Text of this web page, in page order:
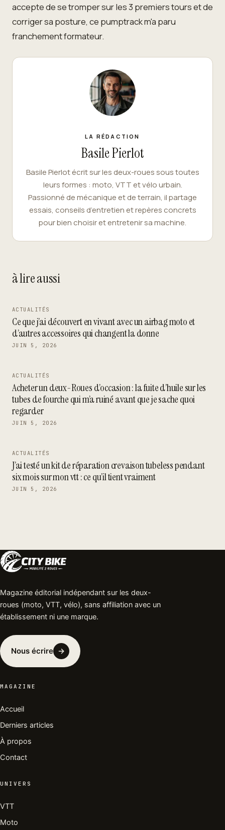
accepte de se tromper sur les 3 premiers tours et de
corriger sa posture, ce pumptrack m'a paru
franchement formateur.
LA RÉDACTION
Basile Pierlot
Basile Pierlot écrit sur les deux-roues sous toutes
leurs formes : moto, VTT et vélo urbain.
Passionné de mécanique et de terrain, il partage
essais, conseils d’entretien et repères concrets
pour bien choisir et entretenir sa machine.
à lire aussi
ACTUALITÉS
Ce que j’ai découvert en vivant avec un airbag moto et
d’autres accessoires qui changent la donne
JUIN 5, 2026
ACTUALITÉS
Acheter un deux-Roues d’occasion : la fuite d’huile sur les
tubes de fourche qui m’a ruiné avant que je sache quoi
regarder
JUIN 5, 2026
ACTUALITÉS
J’ai testé un kit de réparation crevaison tubeless pendant
six mois sur mon vtt : ce qu’il tient vraiment
JUIN 5, 2026
Magazine éditorial indépendant sur les deux-
roues (moto, VTT, vélo), sans affiliation avec un
établissement ni une marque.
Nous écrire →︎
MAGAZINE
Accueil
Derniers articles
À propos
Contact
UNIVERS
VTT
Moto